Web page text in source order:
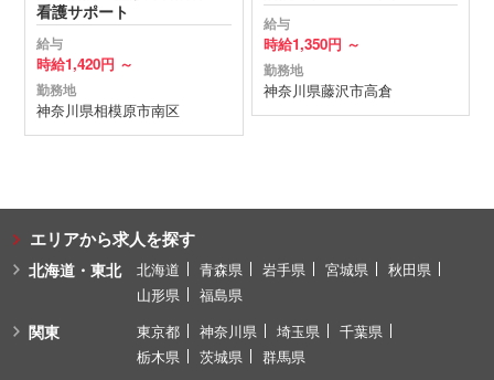
看護サポート
給与
時給1,420円 ～
勤務地
神奈川県相模原市南区
給与
時給1,350円 ～
勤務地
神奈川県藤沢市高倉
エリアから求人を探す
北海道・東北 北海道 青森県 岩手県 宮城県
秋田県
山形県
福島県
関東 東京都 神奈川県 埼玉県
千葉県
栃木県
茨城県 群馬県